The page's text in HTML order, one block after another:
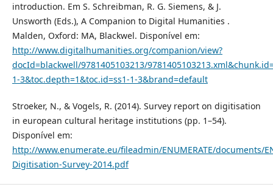
introduction. Em S. Schreibman, R. G. Siemens, & J.
Unsworth (Eds.), A Companion to Digital Humanities .
Malden, Oxford: MA, Blackwel. Disponível em:
http://www.digitalhumanities.org/companion/view?
docId=blackwell/9781405103213/
1-3&toc.depth=1&toc.id=ss1-1-3&brand=default
Stroeker, N., & Vogels, R. (2014). Survey report on digitisation
in european cultural heritage institutions (pp. 1–54).
Disponível em:
http://www.enumerate.eu/fileadmin/ENUMERATE/documents/
Digitisation-Survey-2014.pdf